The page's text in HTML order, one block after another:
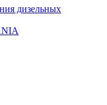
дизельных